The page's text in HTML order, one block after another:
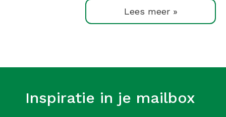
Lees meer »
Inspiratie in je mailbox